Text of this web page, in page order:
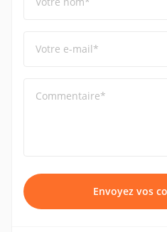
Votre e-mail*
Commentaire*
Envoyez vos